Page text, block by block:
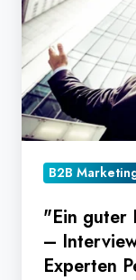
exakt
nach."
–
Interview
mit
unserem
Lead-
Experten
Peter
Kühne
B2B
"Ein guter
–
Experten